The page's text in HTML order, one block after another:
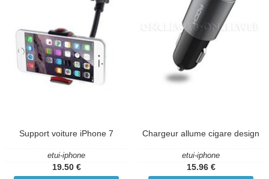
Support voiture iPhone 7
etui-iphone
19.50 €
Chargeur allume cigare design
etui-iphone
15.96 €